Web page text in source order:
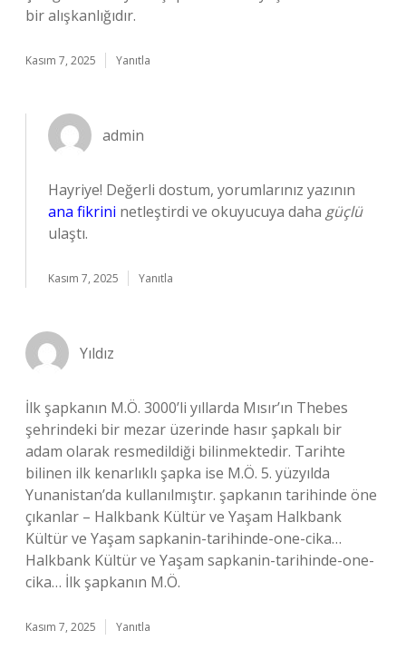
bir alışkanlığıdır.
Kasım 7, 2025 Yanıtla
admin
Hayriye! Değerli dostum, yorumlarınız yazının
ana fikrini netleştirdi ve okuyucuya daha güçlü
ulaştı.
Kasım 7, 2025 Yanıtla
Yıldız
İlk şapkanın M.Ö. 3000’li yıllarda Mısır’ın Thebes
şehrindeki bir mezar üzerinde hasır şapkalı bir
adam olarak resmedildiği bilinmektedir. Tarihte
bilinen ilk kenarlıklı şapka ise M.Ö. 5. yüzyılda
Yunanistan’da kullanılmıştır. şapkanın tarihinde öne
çıkanlar – Halkbank Kültür ve Yaşam Halkbank
Kültür ve Yaşam sapkanin-tarihinde-one-cika…
Halkbank Kültür ve Yaşam sapkanin-tarihinde-one-
cika… İlk şapkanın M.Ö.
Kasım 7, 2025 Yanıtla